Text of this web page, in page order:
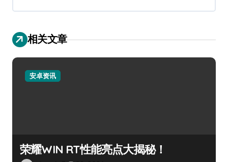
相关文章
安卓资讯
荣耀WIN RT性能亮点大揭秘！